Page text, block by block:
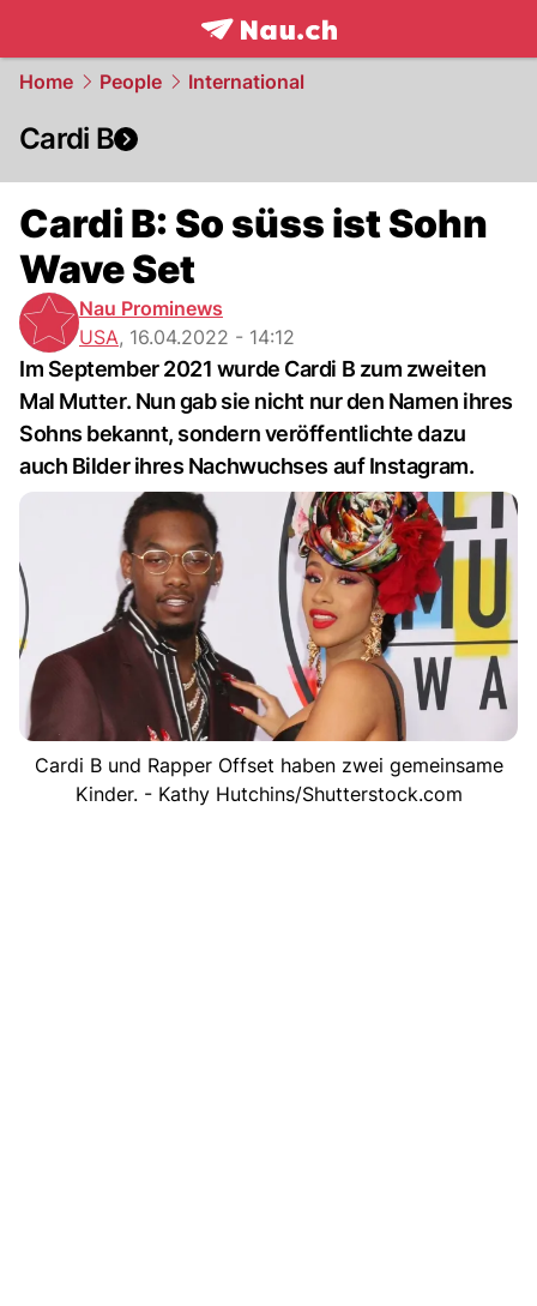
frontpage.NAU.ch
Home People International
Cardi B
Cardi B: So süss ist Sohn
Wave Set
Nau Prominews
USA, 16.04.2022 - 14:12
Im September 2021 wurde Cardi B zum zweiten
Mal Mutter. Nun gab sie nicht nur den Namen ihres
Sohns bekannt, sondern veröffentlichte dazu
auch Bilder ihres Nachwuchses auf Instagram.
Cardi B und Rapper Offset haben zwei gemeinsame
Kinder. - Kathy Hutchins/Shutterstock.com